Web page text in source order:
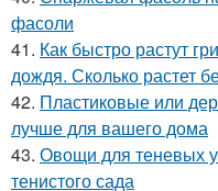
фасоли
41. Как быстро растут
дождя. Сколько растет
42. Пластиковые или
лучше для вашего дома
43. Овощи для теневых
тенистого сада